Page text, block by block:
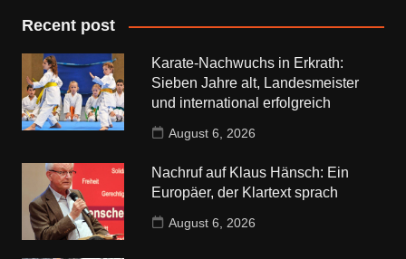
Recent post
Karate-Nachwuchs in Erkrath:
Sieben Jahre alt, Landesmeister
und international erfolgreich
August 6, 2026
Nachruf auf Klaus Hänsch: Ein
Europäer, der Klartext sprach
August 6, 2026